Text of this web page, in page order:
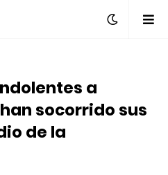
a
socorrido sus
de la